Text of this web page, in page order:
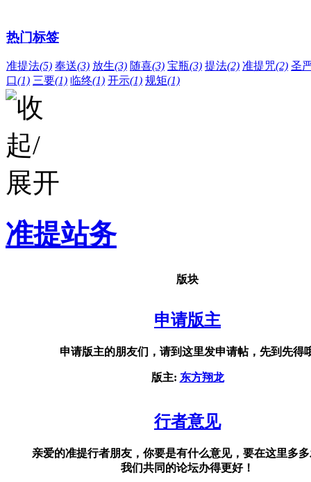
热门标签
准提法(5) 奉送(3) 放生(3) 随喜(3) 宝瓶(3) 提法(2) 准提咒(2) 圣
口(1) 三要(1) 临终(1) 开示(1) 规矩(1)
准提站务
版块
申请版主
申请版主的朋友们，请到这里发申请帖，先到先得
版主: 东方翔龙
行者意见
亲爱的准提行者朋友，你要是有什么意见，要在这里多多
我们共同的论坛办得更好！